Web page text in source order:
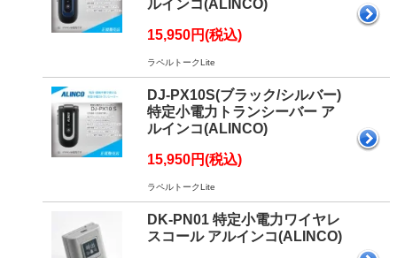
ルインコ(ALINCO)
15,950円(税込)
ラペルトークLite
DJ-PX10S(ブラック/シルバー)
特定小電力トランシーバー ア
ルインコ(ALINCO)
15,950円(税込)
ラペルトークLite
DK-PN01 特定小電力ワイヤレ
スコール アルインコ(ALINCO)